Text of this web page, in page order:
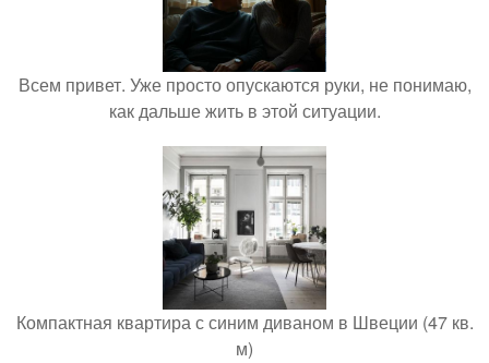
Всем привет. Уже просто опускаются руки, не понимаю,
как дальше жить в этой ситуации.
Компактная квартира с синим диваном в Швеции (47 кв.
м)